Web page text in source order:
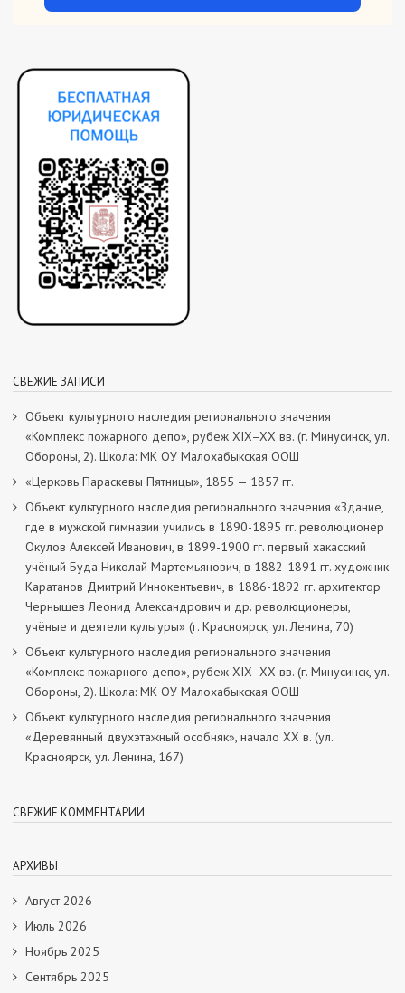
СВЕЖИЕ ЗАПИСИ
Объект культурного наследия регионального значения
«Комплекс пожарного депо», рубеж XIX–XX вв. (г. Минусинск, ул.
Обороны, 2). Школа: МК ОУ Малохабыкская ООШ
«Церковь Параскевы Пятницы», 1855 — 1857 гг.
Объект культурного наследия регионального значения «Здание,
где в мужской гимназии учились в 1890-1895 гг. революционер
Окулов Алексей Иванович, в 1899-1900 гг. первый хакасский
учёный Буда Николай Мартемьянович, в 1882-1891 гг. художник
Каратанов Дмитрий Иннокентьевич, в 1886-1892 гг. архитектор
Чернышев Леонид Александрович и др. революционеры,
учёные и деятели культуры» (г. Красноярск, ул. Ленина, 70)
Объект культурного наследия регионального значения
«Комплекс пожарного депо», рубеж XIX–XX вв. (г. Минусинск, ул.
Обороны, 2). Школа: МК ОУ Малохабыкская ООШ
Объект культурного наследия регионального значения
«Деревянный двухэтажный особняк», начало ХХ в. (ул.
Красноярск, ул. Ленина, 167)
СВЕЖИЕ КОММЕНТАРИИ
АРХИВЫ
Август 2026
Июль 2026
Ноябрь 2025
Сентябрь 2025